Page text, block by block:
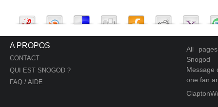
A PROPOS
CONTACT
QUI EST SNOGOD ?
FAQ / AIDE
All
Snogod
Message
one fan